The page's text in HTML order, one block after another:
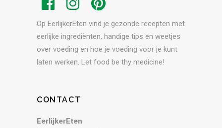
Op EerlijkerEten vind je gezonde recepten met
eerlijke ingrediënten, handige tips en weetjes
over voeding en hoe je voeding voor je kunt
laten werken. Let food be thy medicine!
CONTACT
EerlijkerEten